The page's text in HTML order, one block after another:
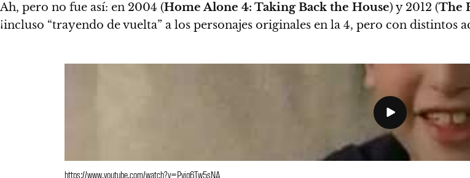
Ah, pero no fue así: en 2004 (Home Alone 4: Taking Back the House) y 2012 (The
¡incluso “trayendo de vuelta” a los personajes originales en la 4, pero con distintos
https://www.youtube.com/watch?v=Pviq6Tw5sNA